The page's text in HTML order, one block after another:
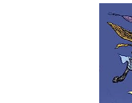
Antiquarische Bücher